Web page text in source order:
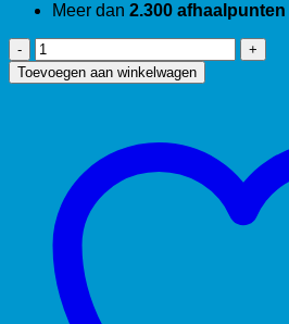
Meer dan 2.300 afhaalpunten
Rubberen
dichting
1/2
Toevoegen aan winkelwagen